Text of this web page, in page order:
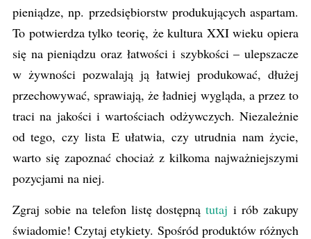
pieniądze, np. przedsiębiorstw produkujących aspartam.
To potwierdza tylko teorię, że kultura XXI wieku opiera
się na pieniądzu oraz łatwości i szybkości – ulepszacze
w żywności pozwalają ją łatwiej produkować, dłużej
przechowywać, sprawiają, że ładniej wygląda, a przez to
traci na jakości i wartościach odżywczych. Niezależnie
od tego, czy lista E ułatwia, czy utrudnia nam życie,
warto się zapoznać chociaż z kilkoma najważniejszymi
pozycjami na niej.
Zgraj sobie na telefon listę dostępnątutaj i rób zakupy
świadomie! Czytaj etykiety. Spośród produktów różnych